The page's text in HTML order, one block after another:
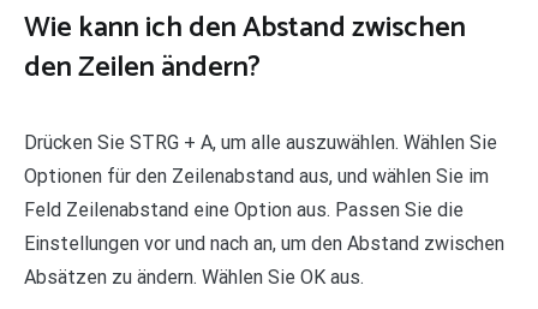
Wie kann ich den Abstand zwischen
den Zeilen ändern?
Drücken Sie STRG + A, um alle auszuwählen. Wählen Sie
Optionen für den Zeilenabstand aus, und wählen Sie im
Feld Zeilenabstand eine Option aus. Passen Sie die
Einstellungen vor und nach an, um den Abstand zwischen
Absätzen zu ändern. Wählen Sie OK aus.